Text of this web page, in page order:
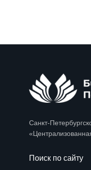
Санкт-
Поиск по сайту